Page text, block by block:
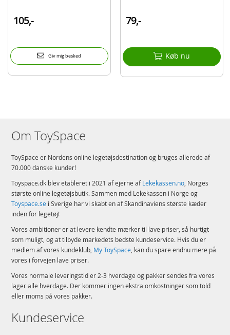
105,-
Giv mig besked
79,-
Køb nu
Om ToySpace
ToySpace er Nordens online legetøjsdestination og bruges allerede af
70.000 danske kunder!
Toyspace.dk blev etableret i 2021 af ejerne afLekekassen.no, Norges
største online legetøjsbutik. Sammen med Lekekassen i Norge og
Toyspace.se i Sverige har vi skabt en af Skandinaviens største kæder
inden for legetøj!
Vores ambitioner er at levere kendte mærker til lave priser, så hurtigt
som muligt, og at tilbyde markedets bedste kundeservice. Hvis du er
medlem af vores kundeklub, My ToySpace, kan du spare endnu mere på
vores i forvejen lave priser.
Vores normale leveringstid er 2-3 hverdage og pakker sendes fra vores
lager alle hverdage. Der kommer ingen ekstra omkostninger som told
eller moms på vores pakker.
Kundeservice